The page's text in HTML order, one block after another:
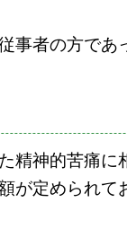
事者の方であ
精神的苦痛に
が定められて